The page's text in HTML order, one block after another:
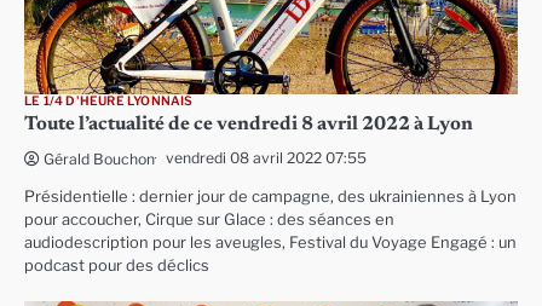
LE 1/4 D'HEURE LYONNAIS
Toute l’actualité de ce vendredi 8 avril 2022 à Lyon
Gérald Bouchon vendredi 08 avril 2022 07:55
Présidentielle : dernier jour de campagne, des ukrainiennes à Lyon
pour accoucher, Cirque sur Glace : des séances en
audiodescription pour les aveugles, Festival du Voyage Engagé : un
podcast pour des déclics